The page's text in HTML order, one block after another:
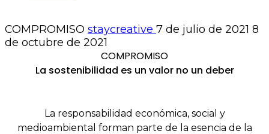
COMPROMISO staycreative 7 de julio de 2021 8
de octubre de 2021
COMPROMISO
La sostenibilidad es un valor no un deber
La responsabilidad económica, social y
medioambiental forman parte de la esencia de la